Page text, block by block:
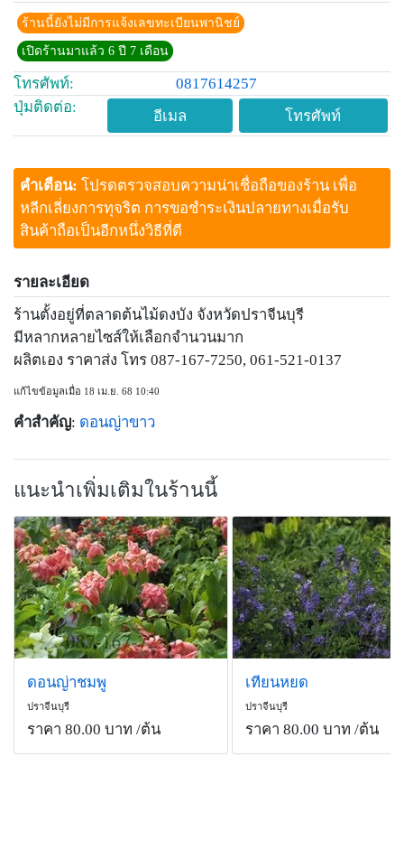
ร้านนี้ยังไม่มีการแจ้งเลขทะเบียนพานิชย์
เปิดร้านมาแล้ว 6 ปี 7 เดือน
โทรศัพท์:
0817614257
ปุ่มติดต่อ:
อีเมล โทรศัพท์
คำเตือน: โปรดตรวจสอบความน่าเชื่อถือของร้าน เพื่อ
หลีกเลี่ยงการทุจริต การขอชำระเงินปลายทางเมื่อรับ
สินค้าถือเป็นอีกหนึ่งวิธีที่ดี
รายละเอียด
ร้านตั้งอยู่ที่ตลาดต้นไม้ดงบัง จังหวัดปราจีนบุรี
มีหลากหลายไซส์ให้เลือกจำนวนมาก
ผลิตเอง ราคาส่ง โทร 087-167-7250, 061-521-0137
แก้ไขข้อมูลเมื่อ 18 เม.ย. 68 10:40
คำสำคัญ: ดอนญ่าขาว
แนะนำเพิ่มเติมในร้านนี้
ดอนญ่าชมพู
ปราจีนบุรี
ราคา 80.00 บาท /ต้น
เทียนหยด
ปราจีนบุรี
ราคา 80.00 บาท /ต้น